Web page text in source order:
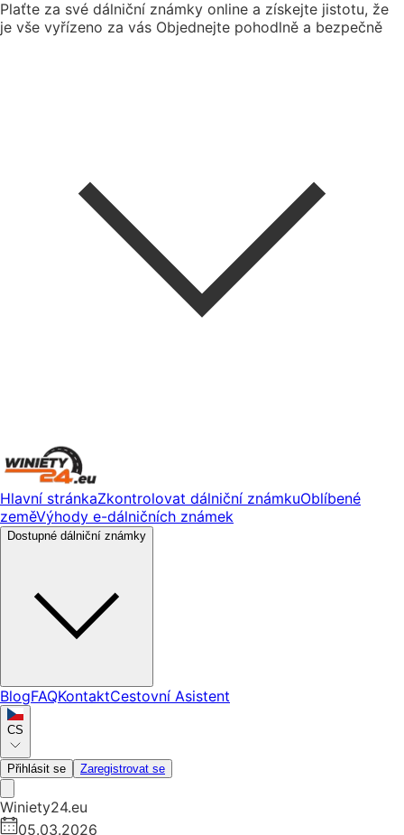
Plaťte za své dálniční známky online a získejte jistotu, že
je vše vyřízeno za vás Objednejte pohodlně a bezpečně
Hlavní stránkaZkontrolovat dálniční známkuOblíbené
zeměVýhody e-dálničních známek
Dostupné dálniční známky
BlogFAQKontaktCestovní Asistent
CS
Přihlásit se Zaregistrovat se
Winiety24.eu
05.03.2026